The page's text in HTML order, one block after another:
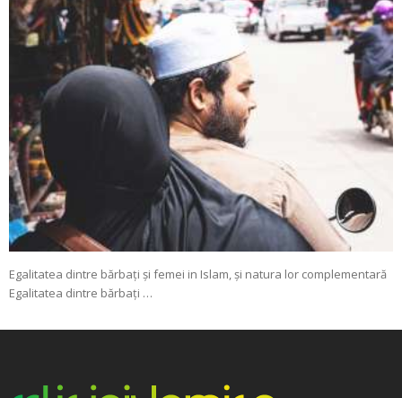
Egalitatea dintre bărbați și femei in Islam, și natura lor complementară
Egalitatea dintre bărbați …